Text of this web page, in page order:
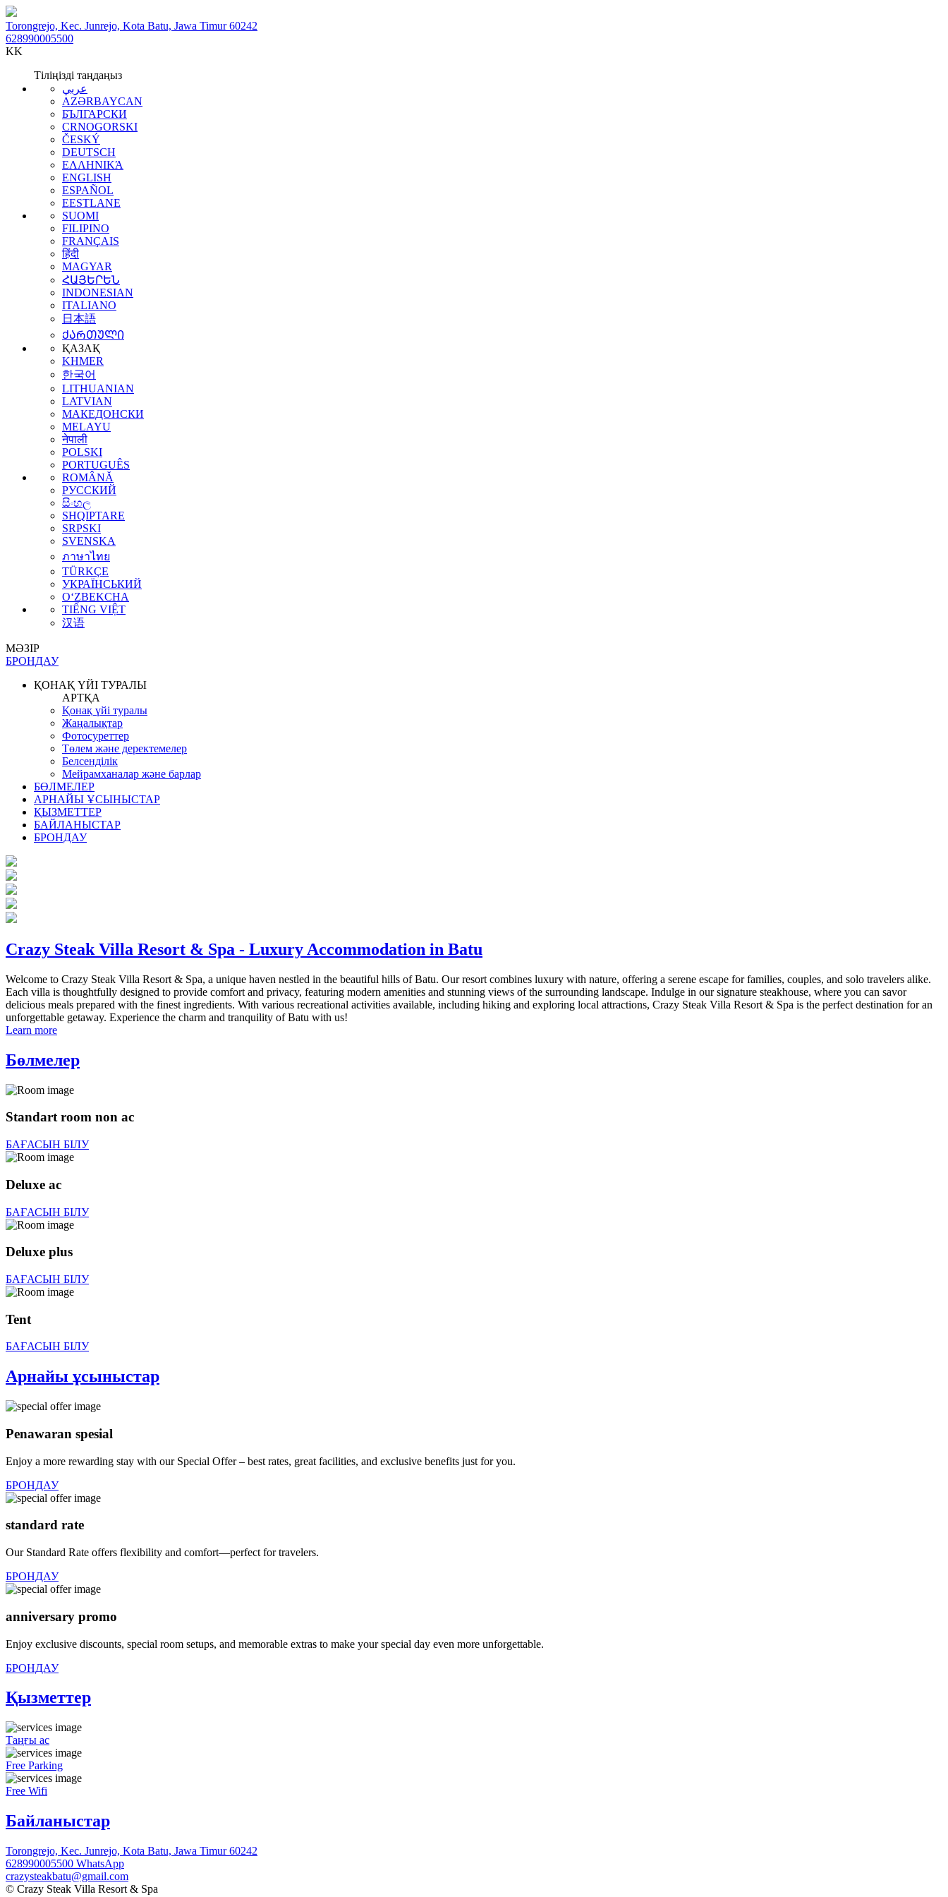
Torongrejo, Kec. Junrejo, Kota Batu, Jawa Timur 60242
628990005500
KK
Тіліңізді таңдаңыз
عربي
AZƏRBAYCAN
БЪЛГАРСКИ
CRNOGORSKI
ČESKÝ
DEUTSCH
ΕΛΛΗΝΙΚΆ
ENGLISH
ESPAÑOL
EESTLANE
SUOMI
FILIPINO
FRANÇAIS
हिंदी
MAGYAR
ՀԱՅԵՐԵՆ
INDONESIAN
ITALIANO
日本語
ᲥᲐᲠᲗᲣᲚᲘ
ҚАЗАҚ
KHMER
한국어
LITHUANIAN
LATVIAN
МАКЕДОНСКИ
MELAYU
नेपाली
POLSKI
PORTUGUÊS
ROMÂNĂ
РУССКИЙ
සිංහල
SHQIPTARE
SRPSKI
SVENSKA
ภาษาไทย
TÜRKÇE
УКРАЇНСЬКИЙ
O‘ZBEKCHA
TIẾNG VIỆT
汉语
МӘЗІР
БРОНДАУ
ҚОНАҚ ҮЙІ ТУРАЛЫ
АРТҚА
Қонақ үйі туралы
Жаңалықтар
Фотосуреттер
Төлем және деректемелер
Белсенділік
Мейрамханалар және барлар
БӨЛМЕЛЕР
АРНАЙЫ ҰСЫНЫСТАР
ҚЫЗМЕТТЕР
БАЙЛАНЫСТАР
БРОНДАУ
Crazy Steak Villa Resort & Spa - Luxury Accommodation in Batu
Welcome to Crazy Steak Villa Resort & Spa, a unique haven nestled in the beautiful hills of Batu. Our resort combines luxury with nature, offering a serene escape for families, couples, and solo travelers alike.
Each villa is thoughtfully designed to provide comfort and privacy, featuring modern amenities and stunning views of the surrounding landscape. Indulge in our signature steakhouse, where you can savor
delicious meals prepared with the finest ingredients. With various recreational activities available, including hiking and exploring local attractions, Crazy Steak Villa Resort & Spa is the perfect destination for an
unforgettable getaway. Experience the charm and tranquility of Batu with us!
Learn more
Бөлмелер
Standart room non ac
БАҒАСЫН БІЛУ
Deluxe ac
БАҒАСЫН БІЛУ
Deluxe plus
БАҒАСЫН БІЛУ
Tent
БАҒАСЫН БІЛУ
Арнайы ұсыныстар
Penawaran spesial
Enjoy a more rewarding stay with our Special Offer – best rates, great facilities, and exclusive benefits just for you.
БРОНДАУ
standard rate
Our Standard Rate offers flexibility and comfort—perfect for travelers.
БРОНДАУ
anniversary promo
Enjoy exclusive discounts, special room setups, and memorable extras to make your special day even more unforgettable.
БРОНДАУ
Қызметтер
Таңғы ас
Free Parking
Free Wifi
Байланыстар
Torongrejo, Kec. Junrejo, Kota Batu, Jawa Timur 60242
628990005500 WhatsApp
crazysteakbatu@gmail.com
© Crazy Steak Villa Resort & Spa